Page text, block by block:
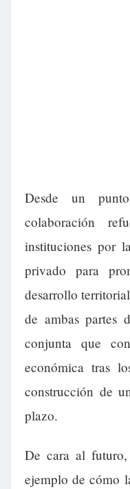
Desde un
colaboración
instituciones por
privado para
desarrollo
de ambas partes
conjunta que
económica tras
construcción de
plazo.
De cara al futuro,
ejemplo de cómo